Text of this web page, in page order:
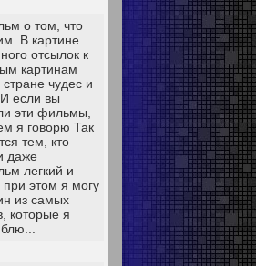
о том, что
В картине
отсылок к
картинам
чудес и
если вы
эти фильмы,
я говорю Так
тем, кто
даже
легкий и
этом я могу
из самых
которые я